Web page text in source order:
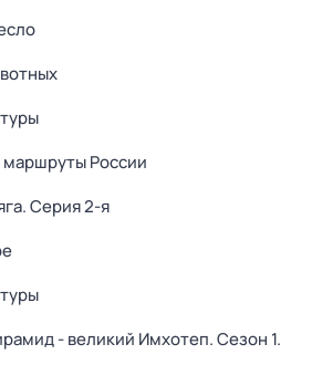
России
. Серия 2-я
- великий Имхотеп. Сезон 1.